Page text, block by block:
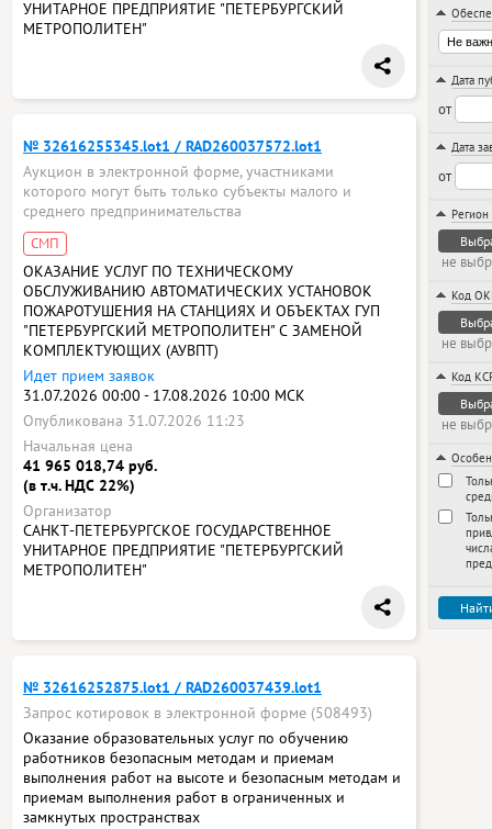
УНИТАРНОЕ ПРЕДПРИЯТИЕ "ПЕТЕРБУРГСКИЙ
МЕТРОПОЛИТЕН"
№ 32616255345.lot1 / RAD260037572.lot1
Аукцион в электронной форме, участниками
которого могут быть только субъекты малого и
среднего предпринимательства
СМП
ОКАЗАНИЕ УСЛУГ ПО ТЕХНИЧЕСКОМУ
ОБСЛУЖИВАНИЮ АВТОМАТИЧЕСКИХ УСТАНОВОК
ПОЖАРОТУШЕНИЯ НА СТАНЦИЯХ И ОБЪЕКТАХ ГУП
"ПЕТЕРБУРГСКИЙ МЕТРОПОЛИТЕН" С ЗАМЕНОЙ
КОМПЛЕКТУЮЩИХ (АУВПТ)
Идет прием заявок
31.07.2026 00:00 - 17.08.2026 10:00 МСК
Опубликована 31.07.2026 11:23
Начальная цена
41 965 018,74 руб.
(в т.ч. НДС 22%)
Организатор
САНКТ-ПЕТЕРБУРГСКОЕ ГОСУДАРСТВЕННОЕ
УНИТАРНОЕ ПРЕДПРИЯТИЕ "ПЕТЕРБУРГСКИЙ
МЕТРОПОЛИТЕН"
№ 32616252875.lot1 / RAD260037439.lot1
Запрос котировок в электронной форме (508493)
Оказание образовательных услуг по обучению
работников безопасным методам и приемам
выполнения работ на высоте и безопасным методам и
приемам выполнения работ в ограниченных и
замкнутых пространствах
Дата
от
Дата
от
Регион
не
Код
не
Код
не